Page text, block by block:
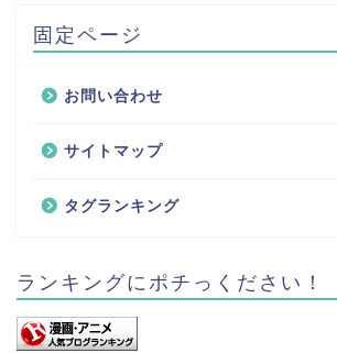
固定ページ
お問い合わせ
サイトマップ
タグランキング
ランキングにポチっください！